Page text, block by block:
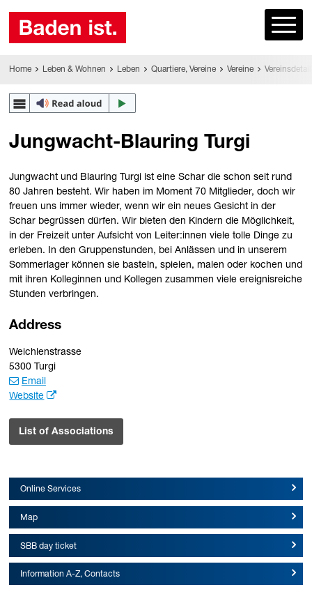
Home Leben & Wohnen Leben Quartiere, Vereine Vereine
Jungwacht-Blauring Turgi
Jungwacht und Blauring Turgi ist eine Schar die schon seit rund
80 Jahren besteht. Wir haben im Moment 70 Mitglieder, doch wir
freuen uns immer wieder, wenn wir ein neues Gesicht in der
Schar begrüssen dürfen. Wir bieten den Kindern die Möglichkeit,
in der Freizeit unter Aufsicht von Leiter:innen viele tolle Dinge zu
erleben. In den Gruppenstunden, bei Anlässen und in unserem
Sommerlager können sie basteln, spielen, malen oder kochen und
mit ihren Kolleginnen und Kollegen zusammen viele ereignisreiche
Stunden verbringen.
Address
Weichlenstrasse
5300 Turgi
Email
Website
List of Associations
Online Services
Map
SBB day ticket
Information A-Z, Contacts